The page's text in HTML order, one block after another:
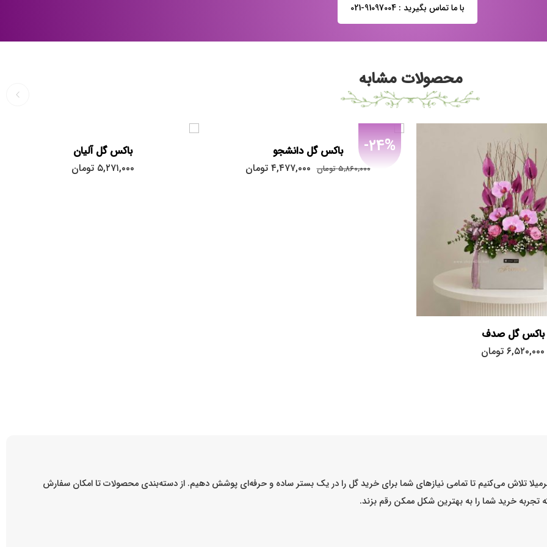
با ما تماس بگیرید : 91097004-021
محصولات مشابه
باکس گل صدف
۶,۵۲۰,۰۰۰ تومان
-24% باکس گل دانشجو
۵,۸۶۰,۰۰۰ تومان ۴,۴۷۷,۰۰۰ تومان
باکس گل آلیان
۵,۲۷۱,۰۰۰ تومان
تلاش می‌کنیم تا تمامی نیازهای شما برای خرید گل را در یک بستر ساده و حرفه‌ای پوشش دهیم. از دسته‌بندی محصولات تا امکان سفارش
تجربه خرید شما را به بهترین شکل ممکن رقم بزند.